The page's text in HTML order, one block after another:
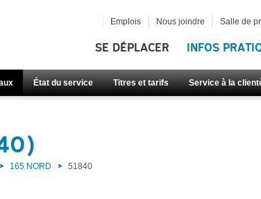
SE DÉPLACER INFOS
État du service Titres et tarifs Service à la
Emplois Nous joindre Salle de
165 NORD 51840